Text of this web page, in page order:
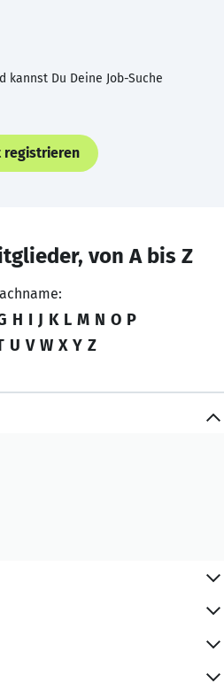
kannst Du Deine Job-Suche
registrieren
von A bis Z
H I J K L M N O P
U V W X Y Z